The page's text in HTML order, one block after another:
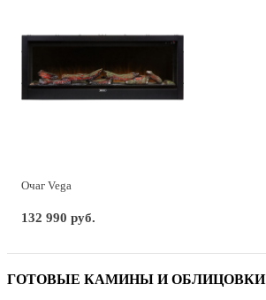
Очаг Vega
132 990 руб.
ГОТОВЫЕ КАМИНЫ И ОБЛИЦОВКИ